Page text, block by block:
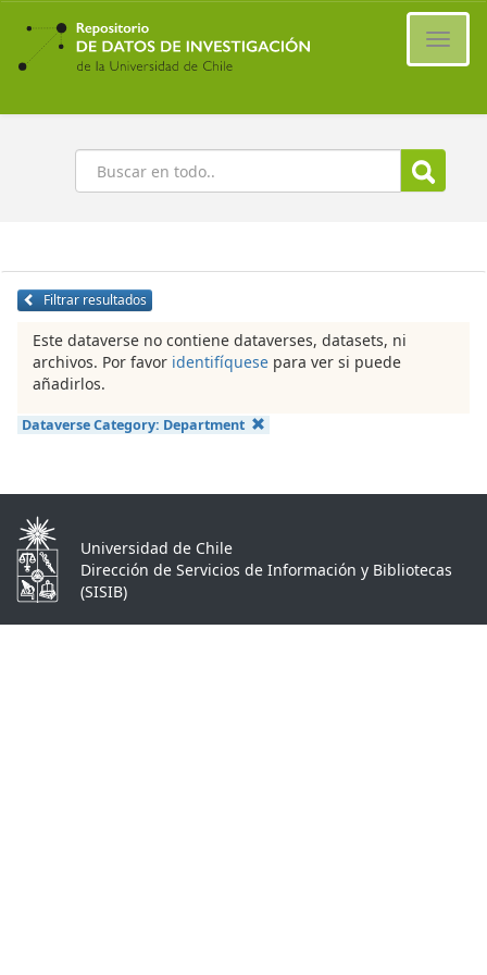
Ir
contenido
principal
Buscar
Filtrar resultados
Este dataverse no contiene dataverses, datasets, ni
archivos. Por favor identifíquese para ver si puede
añadirlos.
Dataverse Category: Department
Universidad de Chile
Dirección de Servicios de Información y Bibliotecas
(SISIB)